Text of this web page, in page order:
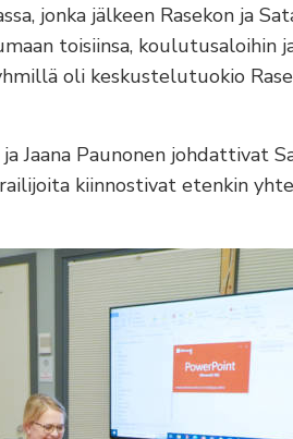
jonka jälkeen Rasekon ja
toisiinsa, koulutusaloihin
oli keskustelutuokio
Jaana Paunonen johdattivat
kiinnostivat etenkin